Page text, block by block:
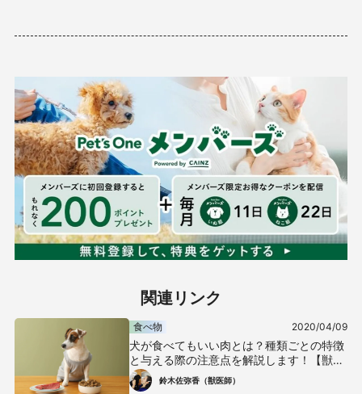
関連リンク
食べ物 2020/04/09
犬が食べてもいい肉とは？種類ごとの特徴
と与える際の注意点を解説します！【獣医
師監修】鈴木佐弥香（獣医師）